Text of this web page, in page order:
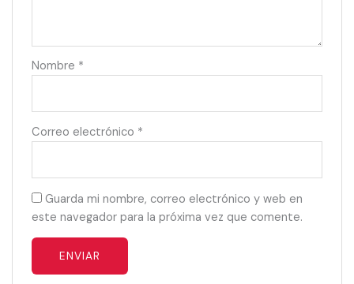
Nombre *
Correo electrónico *
Guarda mi nombre, correo electrónico y web en
este navegador para la próxima vez que comente.